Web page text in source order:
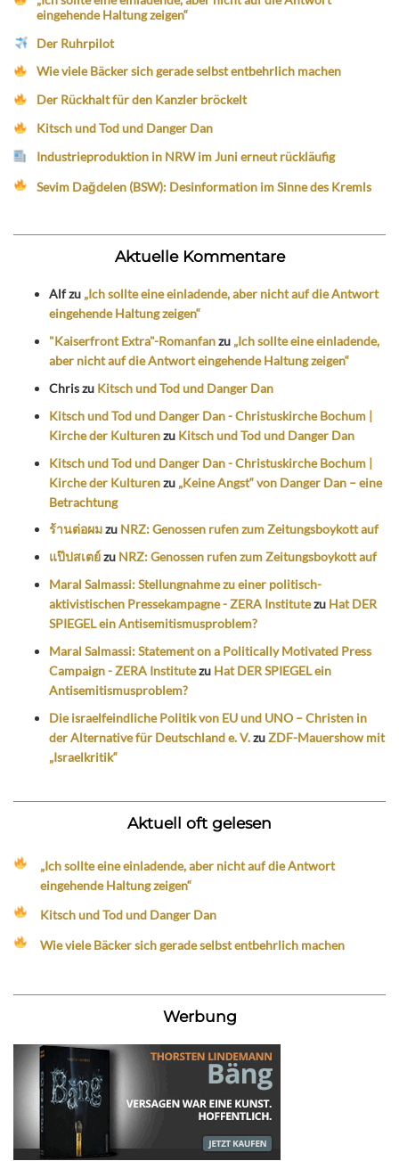
eingehende Haltung zeigen“
Der Ruhrpilot
Wie viele Bäcker sich gerade selbst entbehrlich machen
Der Rückhalt für den Kanzler bröckelt
Kitsch und Tod und Danger Dan
Industrieproduktion in NRW im Juni erneut rückläufig
Sevim Dağdelen (BSW): Desinformation im Sinne des Kremls
Aktuelle Kommentare
Alfzu „Ich sollte eine einladende, aber nicht auf die Antwort
eingehende Haltung zeigen“
"Kaiserfront Extra"-Romanfanzu „Ich sollte eine einladende,
aber nicht auf die Antwort eingehende Haltung zeigen“
Chriszu Kitsch und Tod und Danger Dan
Kitsch und Tod und Danger Dan - Christuskirche Bochum |
Kirche der Kulturenzu Kitsch und Tod und Danger Dan
Kitsch und Tod und Danger Dan - Christuskirche Bochum |
Kirche der Kulturenzu „Keine Angst“ von Danger Dan – eine
Betrachtung
ร้านต่อผมzu NRZ: Genossen rufen zum Zeitungsboykott auf
แป๊ปสเตย์zu NRZ: Genossen rufen zum Zeitungsboykott auf
Maral Salmassi: Stellungnahme zu einer politisch-
aktivistischen Pressekampagne - ZERA Institutezu Hat DER
SPIEGEL ein Antisemitismusproblem?
Maral Salmassi: Statement on a Politically Motivated Press
Campaign - ZERA Institutezu Hat DER SPIEGEL ein
Antisemitismusproblem?
Die israelfeindliche Politik von EU und UNO – Christen in
der Alternative für Deutschland e. V.zuZDF-Mauershow mit
„Israelkritik“
Aktuell oft gelesen
„Ich sollte eine einladende, aber nicht auf die Antwort
eingehende Haltung zeigen“
Kitsch und Tod und Danger Dan
Wie viele Bäcker sich gerade selbst entbehrlich machen
Werbung